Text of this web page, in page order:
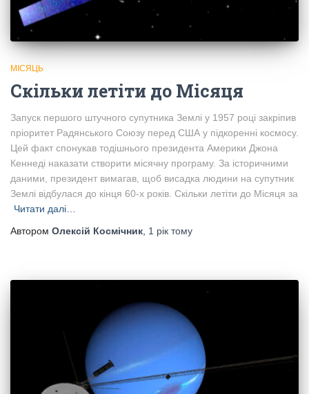
МІСЯЦЬ
Скільки летіти до Місяця
Запуск першого штучного супутника Землі у 1957 році закріпив
пріоритет Радянського Союзу перед США у підкоренні космосу.
Цей факт спонукав тодішнього президента Америки Джона
Кеннеді наказати створити місячну програму. За історичними
даними, президент вимагав, щоб висадка людини на супутник
Землі відбулася до кінця 60-х років. Скільки летіти до Місяця за
Читати далі…
Автором Олексій Космічник 1 рік тому